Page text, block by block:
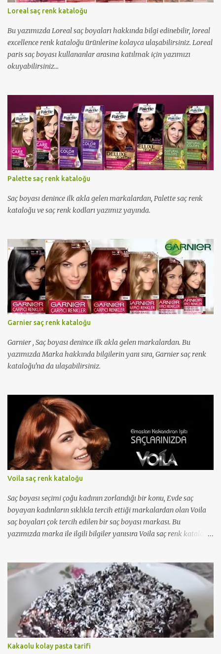
Loreal saç renk kataloğu
Bu yazımızda Loreal saç boyaları hakkında bilgi edinebilir, loreal
excellence renk kataloğu ürünlerine kolayca ulaşabilirsiniz. Loreal
paris saç boyası kullananlar arasına katılmak için yazımızı
okuyabilirsiniz...
Palette saç renk kataloğu
Saç boyası denince ilk akla gelen markalardan, Palette saç renk
kataloğu ve saç renk kodları yazımız yayında.
Garnier saç renk kataloğu
Garnier , Saç boyası denince ilk akla gelen markalardan. Bu
yazımızda Marka hakkında bilgilerin yanı sıra, Garnier saç renk
kataloğu'na da ulaşabilirsiniz.
Voila saç renk kataloğu
Saç boyası seçimi çoğu kadının zorlandığı bir konu, Evde saç
boyayan kadınların sıklıkla tercih ettiği markalardan olan Voila
saç boyaları çok tercih edilen bir saç boyası markası. Bu
yazımızda marka ile ilgili bilgiler yanısıra Voila saç renk kataloğu
Kakaolu kolay pasta tarifi